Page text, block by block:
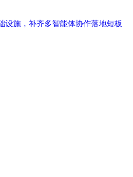
设施，补齐多智能体协作落地短板